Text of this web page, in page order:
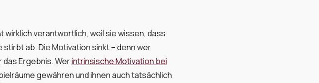
verantwortlich, weil sie wissen, dass
ab. Die Motivation sinkt – denn wer
Ergebnis. Werintrinsische Motivation bei
gewähren und ihnen auch tatsächlich